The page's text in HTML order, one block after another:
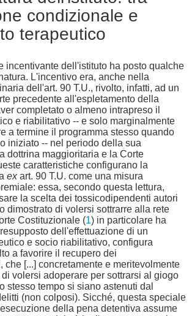
condizionale e
terapeutico
incentivante dell'istituto ha posto qualche
L'incentivo era, anche nella
dell'art. 90 T.U., rivolto, infatti, ad un
precedente all'espletamento della
completato o almeno intrapreso il
e riabilitativo -- e solo marginalmente
a termine il programma stesso quando
iniziato -- nel periodo della sua
dottrina maggioritaria e la Corte
caratteristiche configurano la
exart. 90 T.U. come una misura
essa, secondo questa lettura,
la scelta dei tossicodipendenti autori
dimostrato di volersi sottrarre alla rete
Costituzionale (1) in particolare ha
dell'effettuazione di un
e socio riabilitativo, configura
a favorire il recupero dei
che [...] concretamente e meritevolmente
volersi adoperare per sottrarsi al giogo
stesso tempo si siano astenuti dal
(non colposi). Sicché, questa speciale
della pena detentiva assume